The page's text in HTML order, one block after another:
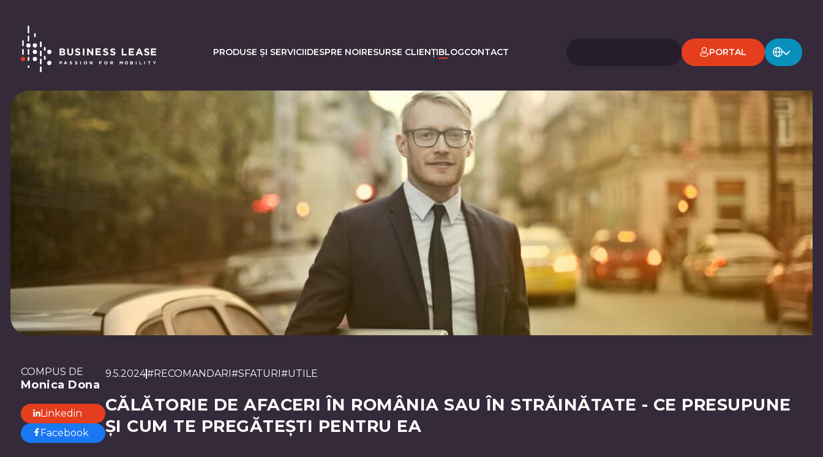
PRODUSE ȘI SERVICIIDESPRE NOIRESURSE CLIENȚIBLOGCONTACT PORTAL
COMPUS DE
Monica Dona
Linkedin
Facebook
9.5.2024#RECOMANDARI#SFATURI#UTILE
CĂLĂTORIE DE AFACERI ÎN ROMÂNIA SAU ÎN STRĂINĂTATE - CE PRESUPUNE
ȘI CUM TE PREGĂTEȘTI PENTRU EA